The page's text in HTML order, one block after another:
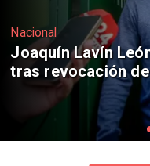
Nacional
Chile y
de relaciones